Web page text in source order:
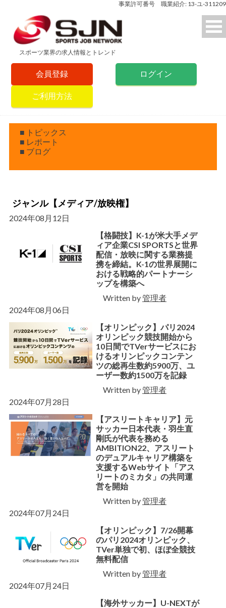
事業許可番号 職業紹介: 13-ユ-311209
スポーツ業界の求人情報とトレンド
会員登録 ログイン
ご利用方法
■ トピックス
■ レポート
■ ブログ
ジャンル【メディア/放映権】
2024年08月12日
【格闘技】K-1が米大手メデ
ィア企業CSI SPORTSと世界
配信・放映に関する業務提
携を締結。K-1の世界展開に
おける戦略的パートナーシ
ップを構築へ
Written by管理者
2024年08月06日
【オリンピック】パリ2024
オリンピック競技開始から
10日間でTVerサービスにお
けるオリンピックコンテン
ツの総再生数約5900万、ユ
ーザー数約1500万を記録
Written by管理者
2024年07月28日
【アスリートキャリア】元
サッカー日本代表・羽生直
剛氏が代表を務める
AMBITION22、アスリート
のデュアルキャリア構築を
支援するWebサイト「アス
リートのミカタ」の共同運
営を開始
Written by管理者
2024年07月24日
【オリンピック】7/26開幕
のパリ2024オリンピック、
TVer単独で初、ほぼ全競技
無料配信
Written by管理者
2024年07月24日
【海外サッカー】U-NEXTが